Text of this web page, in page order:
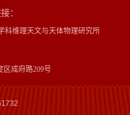
：
科维理天文与天体物理研究所
区成府路209号